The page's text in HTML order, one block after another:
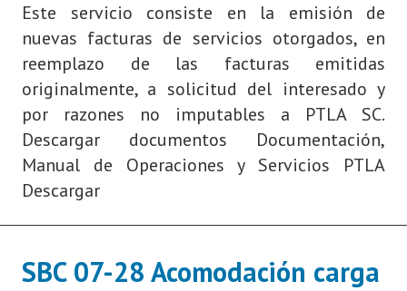
Este servicio consiste en la emisión de
nuevas facturas de servicios otorgados, en
reemplazo de las facturas emitidas
originalmente, a solicitud del interesado y
por razones no imputables a PTLA SC.
Descargar documentos Documentación,
Manual de Operaciones y Servicios PTLA
Descargar
SBC 07-28 Acomodación carga